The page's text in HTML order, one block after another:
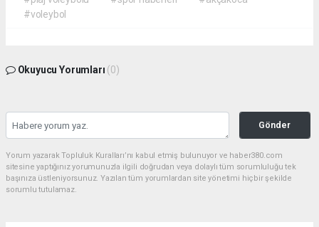
#voleybol
Okuyucu Yorumları (0)
Gönder
Yorum yazarak Topluluk Kuralları’nı kabul etmiş bulunuyor ve haber380.com
sitesine yaptığınız yorumunuzla ilgili doğrudan veya dolaylı tüm sorumluluğu tek
başınıza üstleniyorsunuz. Yazılan tüm yorumlardan site yönetimi hiçbir şekilde
sorumlu tutulamaz.